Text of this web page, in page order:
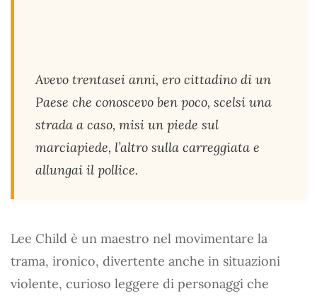
Avevo trentasei anni, ero cittadino di un
Paese che conoscevo ben poco, scelsi una
strada a caso, misi un piede sul
marciapiede, l’altro sulla carreggiata e
allungai il pollice.
Lee Child è un maestro nel movimentare la
trama, ironico, divertente anche in situazioni
violente, curioso leggere di personaggi che